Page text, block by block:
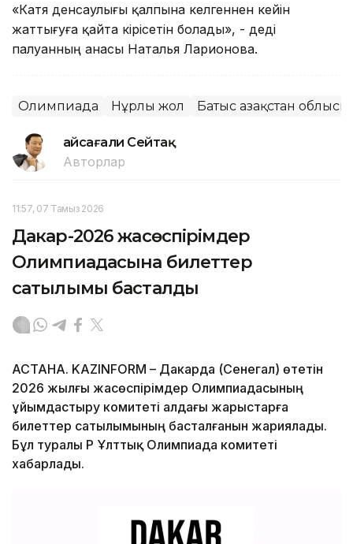
«Катя денсаулығы қалпына келгеннен кейін
жаттығуға қайта кірісетін болады», - деді
палуанның анасы Наталья Ларионова.
Олимпиада Нұрлы жол Батыс Қазақстан облысы
Ғайсағали Сейтақ
Авторлар
11:57, 07 Тамыз 2026
Дакар-2026 жасөспірімдер
Олимпиадасына билеттер
сатылымы басталды
АСТАНА. KAZINFORM – Дакарда (Сенегал) өтетін
2026 жылғы жасөспірімдер Олимпиадасының
ұйымдастыру комитеті алдағы жарыстарға
билеттер сатылымының басталғанын жариялады.
Бұл туралы ҚР Ұлттық Олимпиада комитеті
хабарлады.